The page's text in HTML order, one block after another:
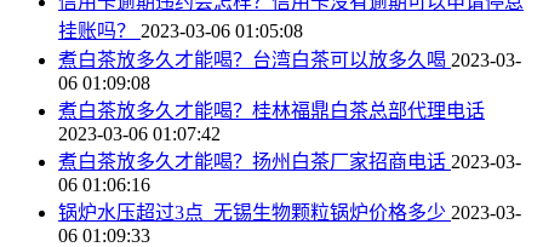
挂账吗？ 2023-03-06 01:05:08
煮白茶放多久才能喝？台湾白茶可以放多久喝 2023-03-
06 01:09:08
煮白茶放多久才能喝？桂林福鼎白茶总部代理电话
2023-03-06 01:07:42
煮白茶放多久才能喝？扬州白茶厂家招商电话 2023-03-
06 01:06:16
锅炉水压超过3点_无锡生物颗粒锅炉价格多少 2023-03-
06 01:09:33